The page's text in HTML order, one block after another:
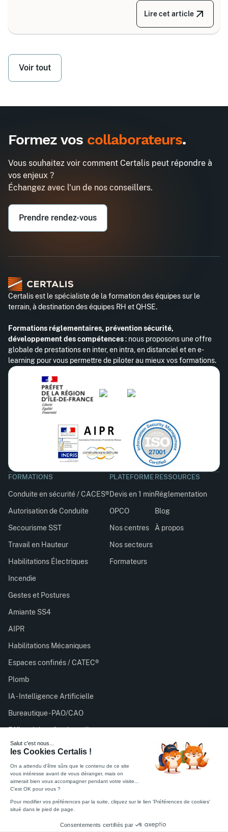
Depuis la réforme de 2020, il s’articule autour de 8
grandes familles d’équipements, divisées selon
Lire cet article
Voir tout
Formez vos collaborateurs.
Vous souhaitez voir comment Certalis peut répondre à
vos enjeux ?
Échangez avec l'un de nos conseillers.
Prendre rendez-vous
Certalis est le spécialiste de la formation des équipes sur le
terrain, à destination des équipes RH et QHSE.
Formations réglementaires, prévention sécurité,
développement des compétences: nous proposons une offre
globale de prestations en inter, en intra, en distanciel et en e-
learning pour vous permettre de piloter au mieux vos formations.
FORMATIONS
Conduite en sécurité / CACES®
Autorisation de Conduite
Secourisme SST
Travail en Hauteur
Habilitations Électriques
Incendie
Gestes et Postures
Amiante SS4
AIPR
Habilitations Mécaniques
Espaces confinés / CATEC®
Plomb
IA - Intelligence Artificielle
Bureautique - PAO/CAO
Efficacité professionnelle
PLATEFORME
Devis en 1 min
OPCO
Nos centres
Nos secteurs
Formateurs
RESSOURCES
Réglementation
Blog
À propos
Certalis est organisme de formation enregistré sous le
numéro 11756932075 auprès du préfet de région d’Île-de-
France. Cet enregistrement ne vaut pas agrément de l’État.
Feuille émargement stagiaireFeuille satisfaction stagiaire
Mentions légalesCertifié ISO 27001